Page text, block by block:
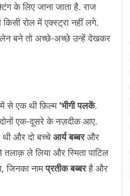
के लिए जाना जाता है. राज
किसी रोल में एक्स्ट्रा नहीं लगे.
बने तो अच्छे-अच्छे उन्हें देखकर
से एक थी फ़िल्म‘भीगी पलकें.
एक-दूसरे के नज़दीक आए.
और दो बच्चेआर्य बब्बरऔर
तलाक़ ले लिया और स्मिता पाटिल
जिनका नामप्रतीक बब्बरहै और